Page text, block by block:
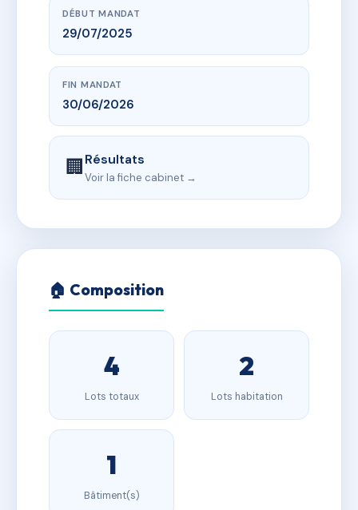
DÉBUT MANDAT
29/07/2025
FIN MANDAT
30/06/2026
🏢Résultats
Voir la fiche cabinet →
🏠 Composition
4
Lots totaux
2
Lots habitation
1
Bâtiment(s)